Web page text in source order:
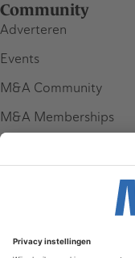
Community
Adverteren
Events
M&A Community
M&A Memberships
Service & Contact